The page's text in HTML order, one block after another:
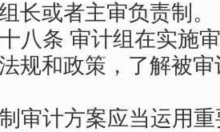
长或者主审负责制。
八条 审计组在实施
规和政策，了解被
审计方案应当运用重